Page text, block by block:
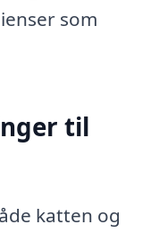
som
til
katten og